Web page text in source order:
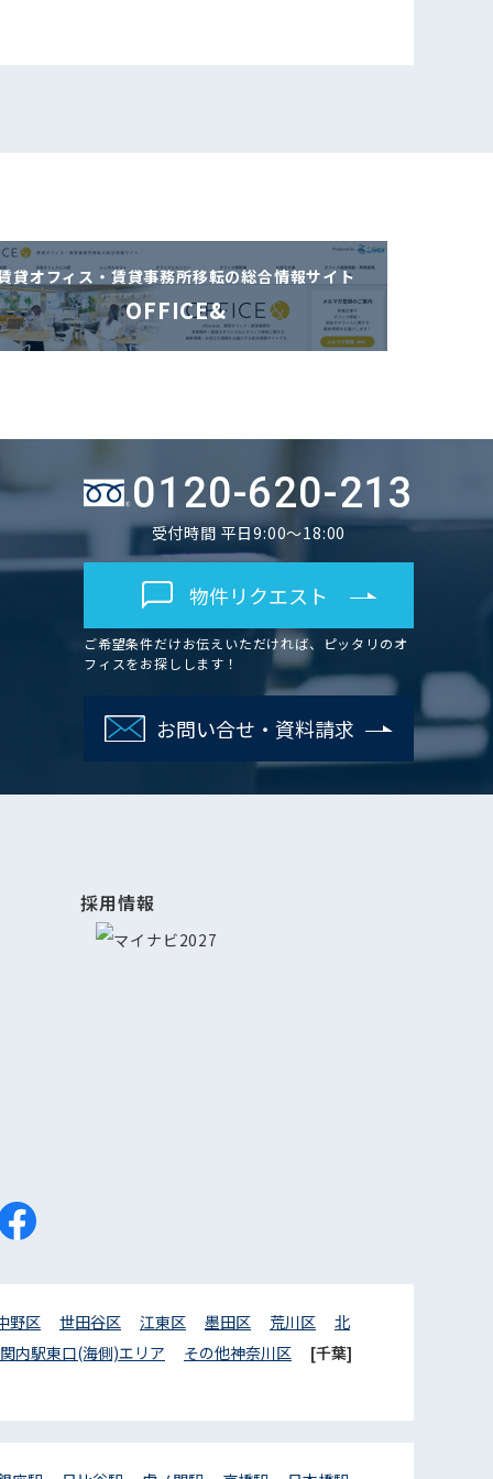
貸オフィス・賃貸事務所移転の総合情報サイト
OFFICE&
0120-620-213
受付時間 平日9:00～18:00
物件リクエスト
ご希望条件だけお伝えいただければ、ピッタリのオ
フィスをお探しします！
お問い合せ・資料請求
採用情報
野区 世田谷区 江東区 墨田区 荒川区
北
関内駅東口(海側)エリア その他神奈川区
[千葉]